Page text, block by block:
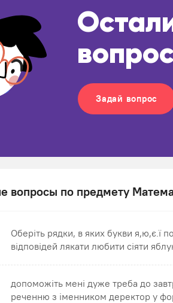
Задай вопрос
вопросы по предмету
Оберіть рядки, в яких букви я,ю,є.ї
відповідей лякати любити сіяти
допоможіть мені дуже треба до
реченню з іменником деректор у